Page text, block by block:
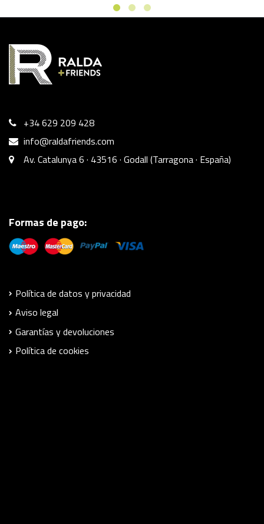
+34 629 209 428
info@raldafriends.com
Av. Catalunya 6 · 43516 · Godall (Tarragona · España)
Formas de pago:
Política de datos y privacidad
Aviso legal
Garantías y devoluciones
Política de cookies